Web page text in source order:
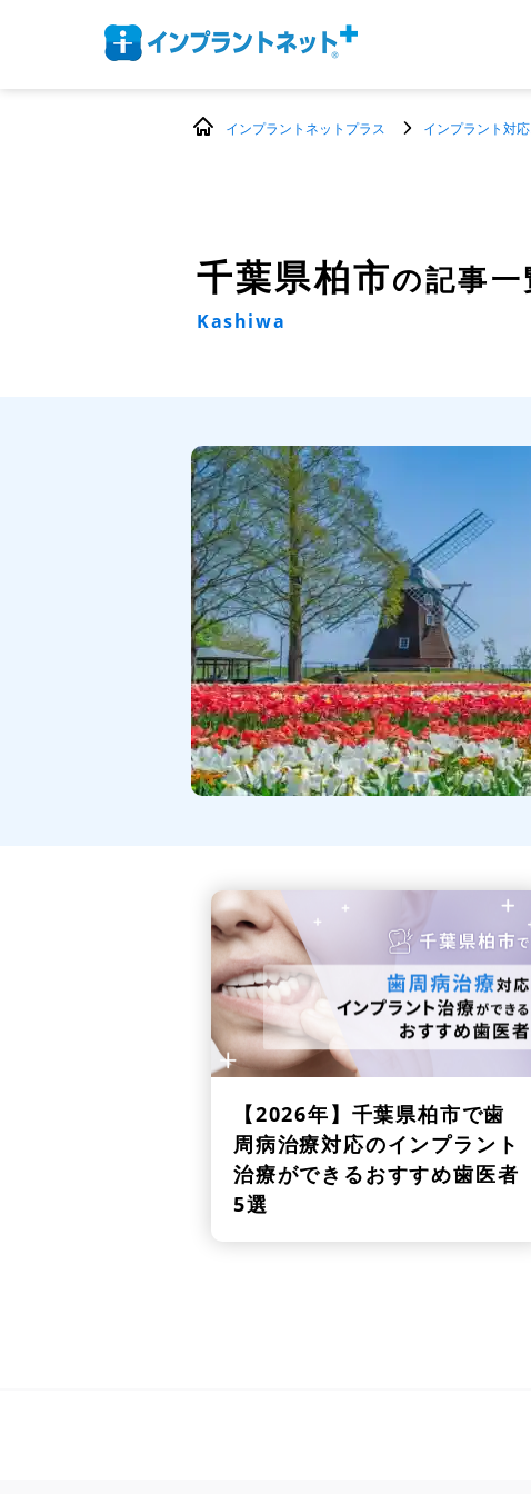
インプラントネットプラス インプラント対
千葉県柏市の記事一
Kashiwa
【2026年】 千葉県柏市で歯
周病治療対応のインプラント
治療ができるおすすめ歯医者
5選